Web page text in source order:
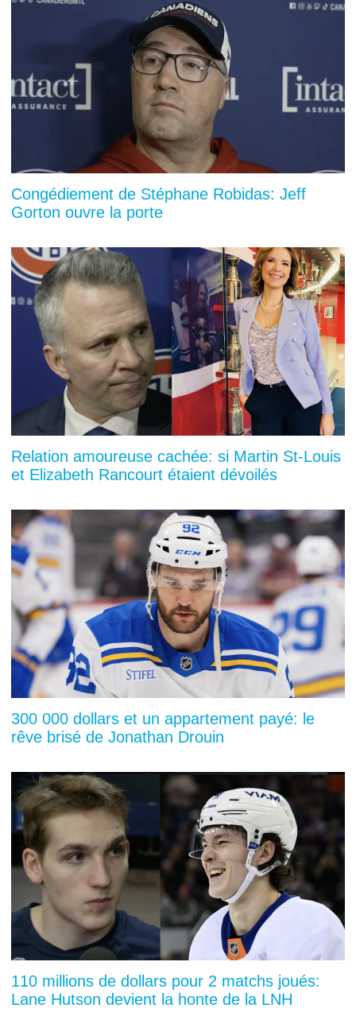
Congédiement de Stéphane Robidas: Jeff
Gorton ouvre la porte
Relation amoureuse cachée: si Martin St-Louis
et Elizabeth Rancourt étaient dévoilés
300 000 dollars et un appartement payé: le
rêve brisé de Jonathan Drouin
110 millions de dollars pour 2 matchs joués:
Lane Hutson devient la honte de la LNH